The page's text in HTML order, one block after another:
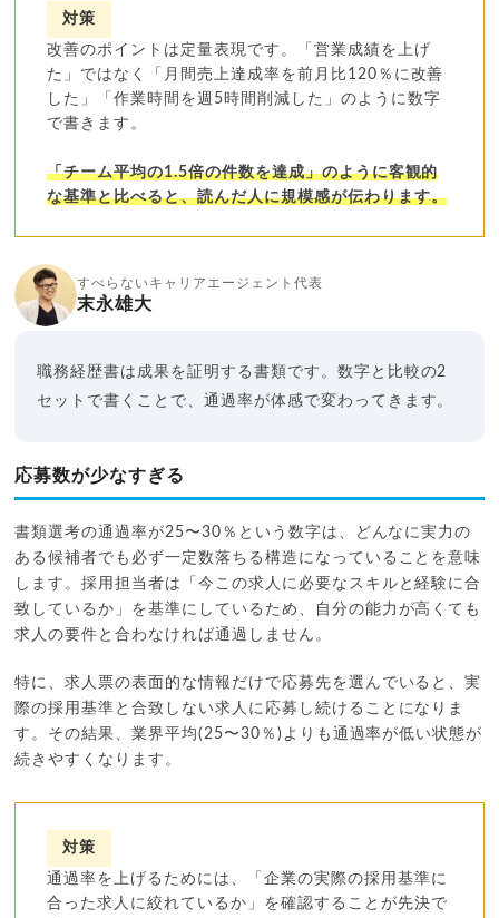
対策
改善のポイントは定量表現です。「営業成績を上げ
た」ではなく「月間売上達成率を前月比120％に改善
した」「作業時間を週5時間削減した」のように数字
で書きます。
「チーム平均の1.5倍の件数を達成」のように客観的
な基準と比べると、読んだ人に規模感が伝わります。
すべらないキャリアエージェント代表
末永雄大
職務経歴書は成果を証明する書類です。数字と比較の2
セットで書くことで、通過率が体感で変わってきます。
応募数が少なすぎる
書類選考の通過率が25〜30％という数字は、どんなに実力の
ある候補者でも必ず一定数落ちる構造になっていることを意味
します。採用担当者は「今この求人に必要なスキルと経験に合
致しているか」を基準にしているため、自分の能力が高くても
求人の要件と合わなければ通過しません。
特に、求人票の表面的な情報だけで応募先を選んでいると、実
際の採用基準と合致しない求人に応募し続けることになりま
す。その結果、業界平均(25〜30％)よりも通過率が低い状態が
続きやすくなります。
対策
通過率を上げるためには、「企業の実際の採用基準に
合った求人に絞れているか」を確認することが先決で